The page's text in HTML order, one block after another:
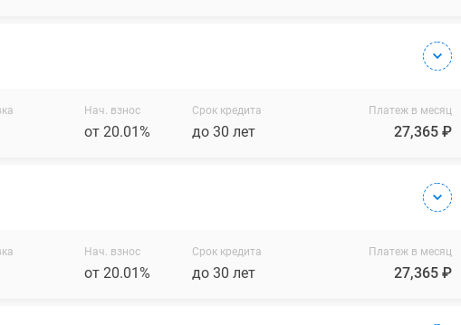
Нач. взнос
от 20.01%
Срок кредита
до 30 лет
Платеж в месяц
27,365 ₽
Нач. взнос
от 20.01%
Срок кредита
до 30 лет
Платеж в месяц
27,365 ₽